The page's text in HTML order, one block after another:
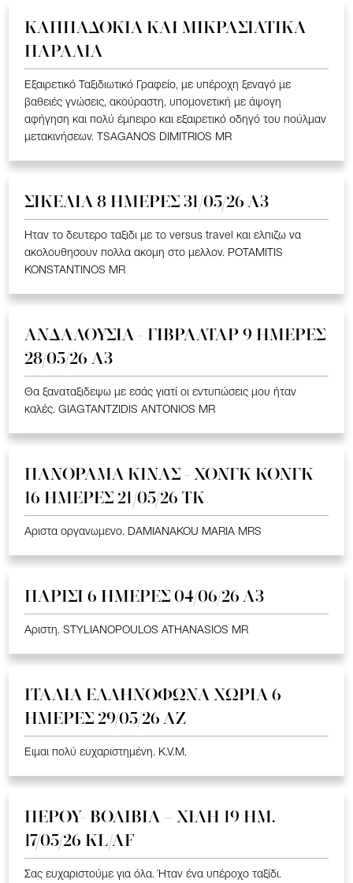
ΚΑΠΠΑΔΟΚΙΑ ΚΑΙ ΜΙΚΡΑΣΙΑΤΙΚΑ
ΠΑΡΑΛΙΑ
Εξαιρετικό Ταξιδιωτικό Γραφείο, με υπέροχη ξεναγό με
βαθειές γνώσεις, ακούραστη, υπομονετική με άψογη
αφήγηση και πολύ έμπειρο και εξαιρετικό οδηγό του πούλμαν
μετακινήσεων. TSAGANOS DIMITRIOS MR
ΣΙΚΕΛΙΑ 8 ΗΜΕΡΕΣ 31/05/26 Α3
Ηταν το δευτερο ταξιδι με το versus travel και ελπιζω να
ακολουθησουν πολλα ακομη στο μελλον. POTAMITIS
KONSTANTINOS MR
ΑΝΔΑΛΟΥΣΙΑ - ΓΙΒΡΑΛΤΑΡ 9 ΗΜΕΡΕΣ
28/05/26 A3
Θα ξαναταξιδεψω με εσάς γιατί οι εντυπώσεις μου ήταν
καλές. GIAGTANTZIDIS ANTONIOS MR
ΠΑΝΟΡΑΜΑ ΚΙΝΑΣ - ΧΟΝΓΚ ΚΟΝΓΚ
16 ΗΜΕΡΕΣ 21/05/26 TK
Αριστα οργανωμενο. DAMIANAKOU MARIA MRS
ΠΑΡΙΣΙ 6 ΗΜΕΡΕΣ 04/06/26 Α3
Αριστη. STYLIANOPOULOS ATHANASIOS MR
ΙΤΑΛΙΑ ΕΛΛΗΝΟΦΩΝΑ ΧΩΡΙΑ 6
ΗΜΕΡΕΣ 29/05/26 ΑΖ
Ειμαι πολύ ευχαριστημένη. K.V.M.
ΠΕΡΟΥ- ΒΟΛΙΒΙΑ – ΧΙΛΗ 19 HM.
17/05/26 KL/AF
Σας ευχαριστούμε για όλα. Ήταν ένα υπέροχο ταξίδι.